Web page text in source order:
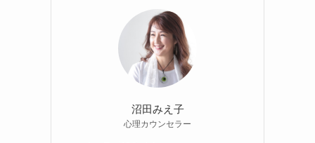
沼田みえ子
心理カウンセラー